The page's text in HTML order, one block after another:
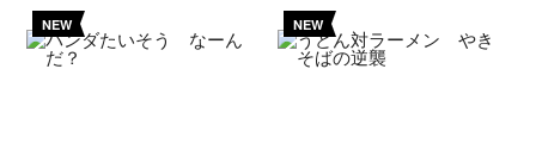
NEW NEW